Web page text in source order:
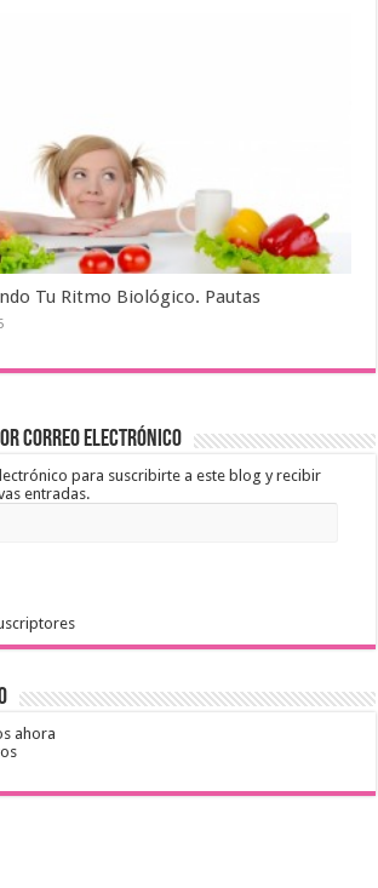
Tu Ritmo Biológico. Pautas
correo electrónico
para suscribirte a este blog y recibir
entradas.
ahora